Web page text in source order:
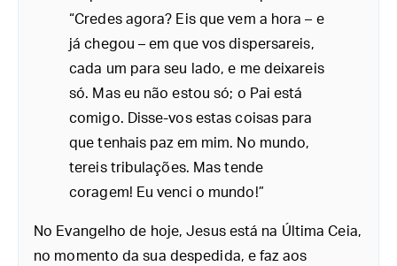
“Credes agora? Eis que vem a hora – e
já chegou – em que vos dispersareis,
cada um para seu lado, e me deixareis
só. Mas eu não estou só; o Pai está
comigo. Disse-vos estas coisas para
que tenhais paz em mim. No mundo,
tereis tribulações. Mas tende
coragem! Eu venci o mundo!”
No Evangelho de hoje, Jesus está na Última Ceia,
no momento da sua despedida, e faz aos